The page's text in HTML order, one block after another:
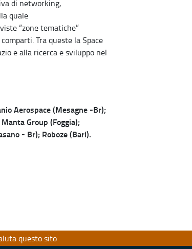
di networking,
quale
“zone tematiche”
Tra queste la Space
e alla ricerca e sviluppo nel
Aerospace (Mesagne -Br);
Group (Foggia);
- Br); Roboze (Bari).
questo sito